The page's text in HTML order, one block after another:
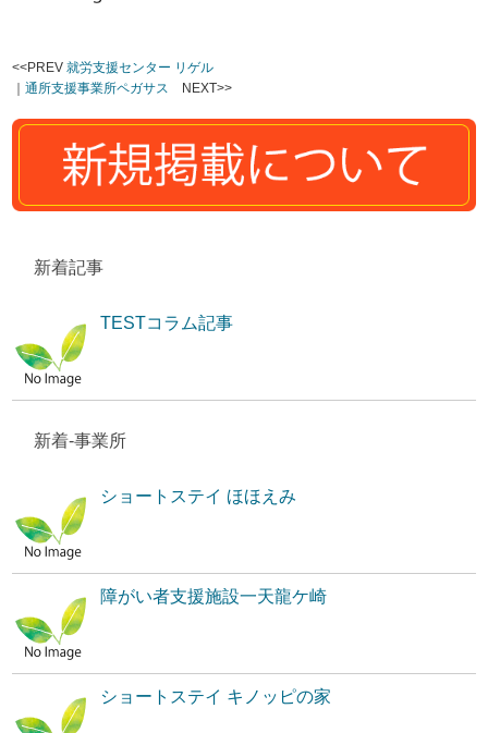
<<PREV就労支援センター リゲル
｜通所支援事業所ペガサス NEXT>>
新着記事
TESTコラム記事
新着-事業所
ショートステイ ほほえみ
障がい者支援施設一天龍ケ崎
ショートステイ キノッピの家